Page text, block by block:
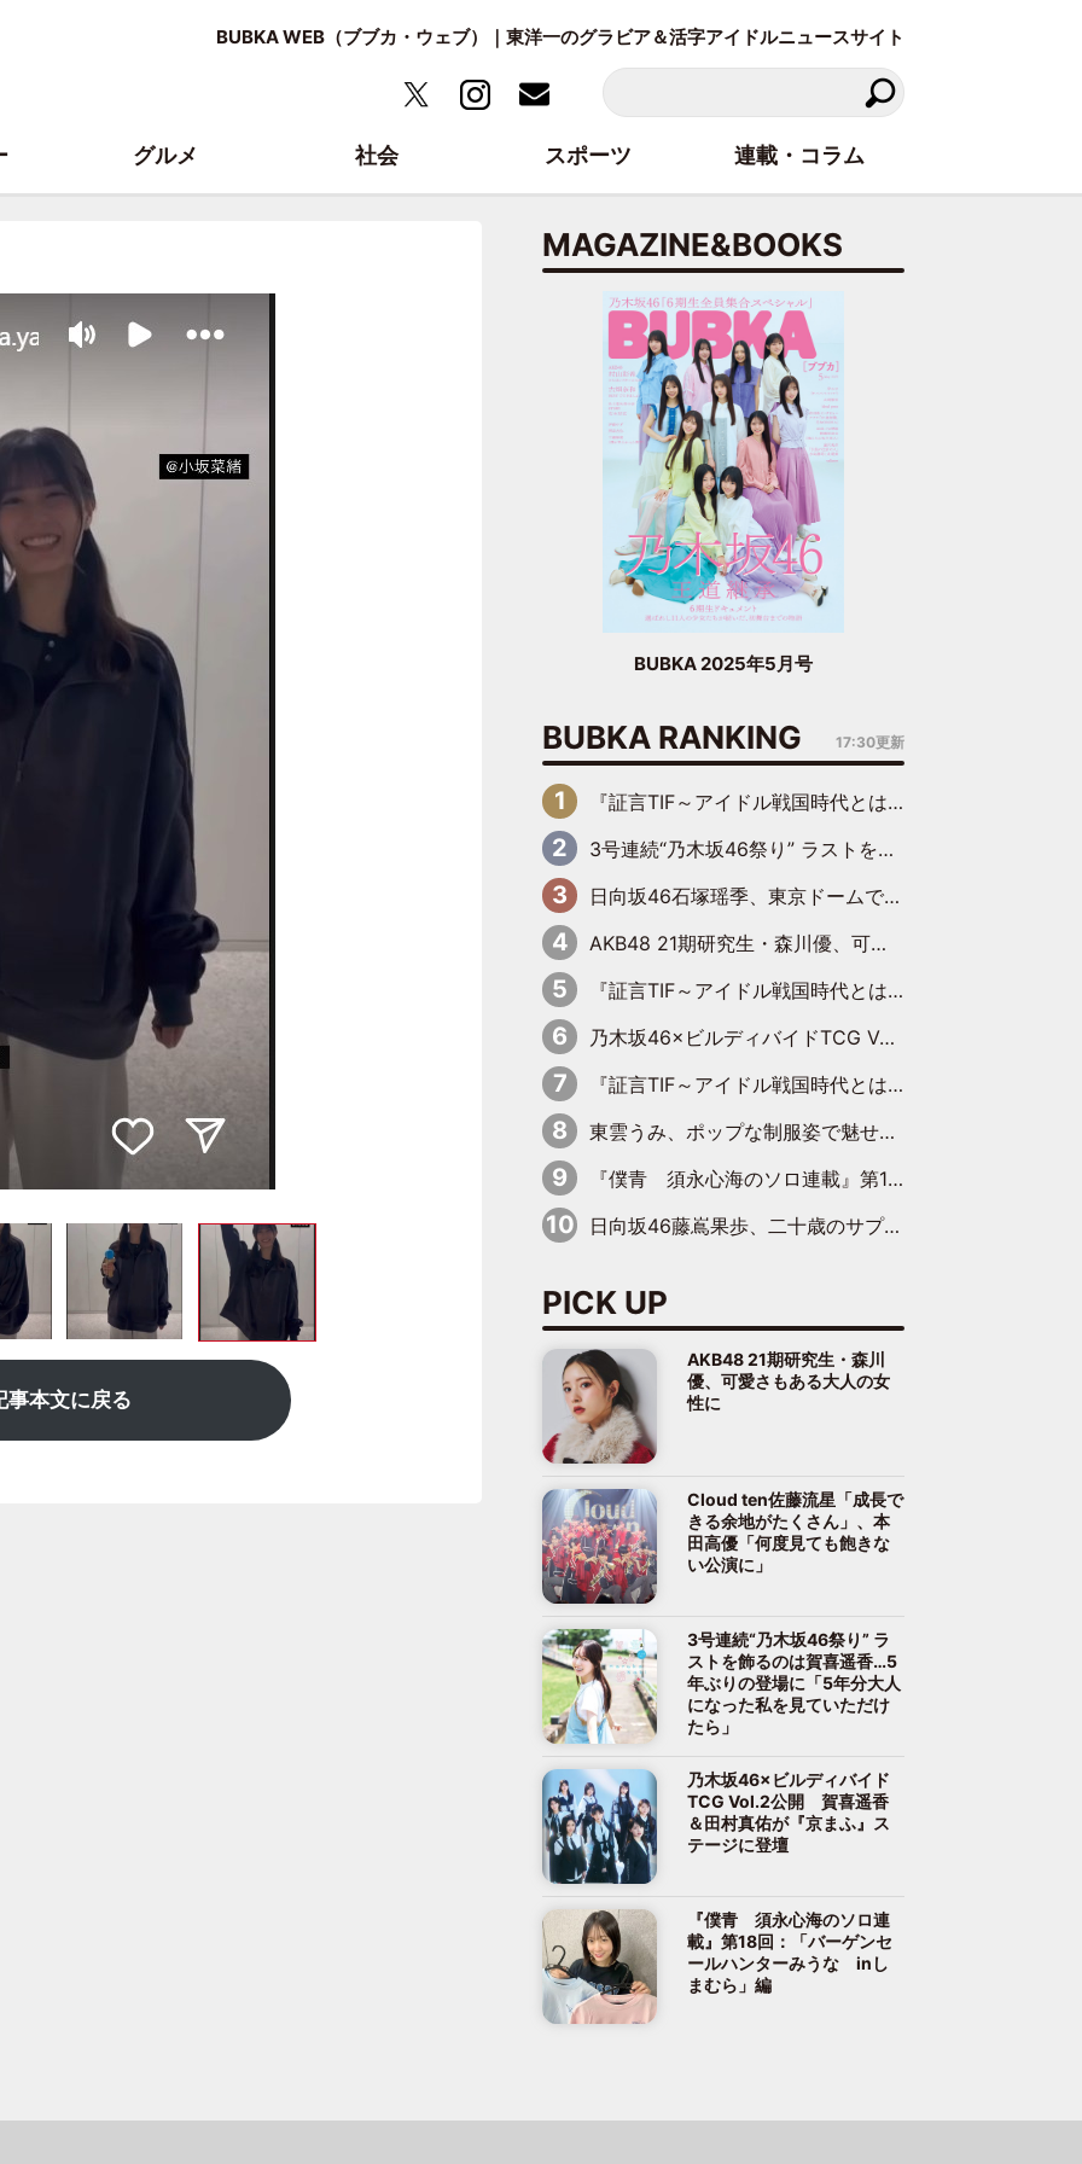
BUBKA WEB（ブブカ・ウェブ）｜東洋一のグラビア＆活字アイドルニュースサイト
事本文に戻る
MAGAZINE&BOOKS
BUBKA 2025年5月号
BUBKA RANKING 17:30更新
『証言TIF～アイドル戦国時代とはなんだったのか～』第6回：でんぱ組.inc・古川未鈴×相沢梨紗「『ハロプロやりたかったな』って言ったら、夢眠ねむさんに『てめえはでんぱ組．incなんだよ！』って肩パンされて(笑)」
3号連続“乃木坂46祭り” ラストを飾るのは賀喜遥香…5年ぶりの登場に「5年分大人になった私を見ていただけたら」
日向坂46石塚瑶季、東京ドームで“観戦バレ”！ ナイツ・塙も認めた「巨人に詳しすぎるアイドル」は元VENUSスクール生で杉内コーチ推し⁉
AKB48 21期研究生・森川優、可愛さもある大人の女性に
『証言TIF～アイドル戦国時代とはなんだったのか～』第10回：さくら学院・武藤彩未×飯田らうら「正直、中3で辞めるというのを信じてなくて。そう言われてはいたけど、嘘でしょって」
乃木坂46×ビルディバイドTCG Vol.2公開 賀喜遥香＆田村真佑が『京まふ』ステージに登壇
『証言TIF～アイドル戦国時代とはなんだったのか～』第8回：Negicco・Nao☆×Megu×Kaede「東京からオファーが来たのと、梨の皮剥きとどっちが大事なんだって」
東雲うみ、ポップな制服姿で魅せる“東雲グリーン”の正体
『僕青 須永心海のソロ連載』第18回：「バーゲンセールハンターみうな inしまむら」編
日向坂46藤嶌果歩、二十歳のサプライズバースデーに大喜び「頼られる先輩になれるように努力していきたい」
PICK UP
AKB48 21期研究生・森川
優、可愛さもある大人の女
性に
Cloud ten佐藤流星「成長で
きる余地がたくさん」、本
田高優「何度見ても飽きな
い公演に」
3号連続“乃木坂46祭り” ラ
ストを飾るのは賀喜遥香…5
年ぶりの登場に「5年分大人
になった私を見ていただけ
たら」
乃木坂46×ビルディバイド
TCG Vol.2公開 賀喜遥香
＆田村真佑が『京まふ』ス
テージに登壇
『僕青 須永心海のソロ連
載』第18回：「バーゲンセ
ールハンターみうな inし
まむら」編
グルメ 社会 スポーツ 連載・コラム